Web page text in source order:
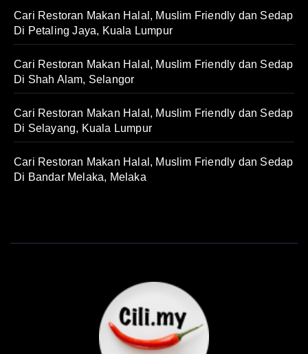
Cari Restoran Makan Halal, Muslim Friendly dan Sedap
Di Petaling Jaya, Kuala Lumpur
Cari Restoran Makan Halal, Muslim Friendly dan Sedap
Di Shah Alam, Selangor
Cari Restoran Makan Halal, Muslim Friendly dan Sedap
Di Selayang, Kuala Lumpur
Cari Restoran Makan Halal, Muslim Friendly dan Sedap
Di Bandar Melaka, Melaka